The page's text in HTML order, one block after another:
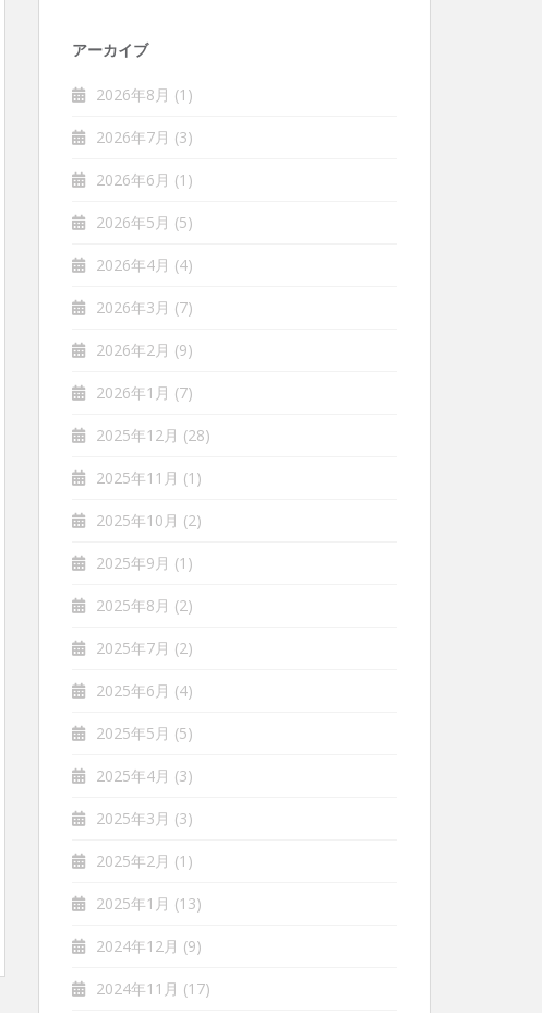
アーカイブ
2026年8月 (1)
2026年7月 (3)
2026年6月 (1)
2026年5月 (5)
2026年4月 (4)
2026年3月 (7)
2026年2月 (9)
2026年1月 (7)
2025年12月 (28)
2025年11月 (1)
2025年10月 (2)
2025年9月 (1)
2025年8月 (2)
2025年7月 (2)
2025年6月 (4)
2025年5月 (5)
2025年4月 (3)
2025年3月 (3)
2025年2月 (1)
2025年1月 (13)
2024年12月 (9)
2024年11月 (17)